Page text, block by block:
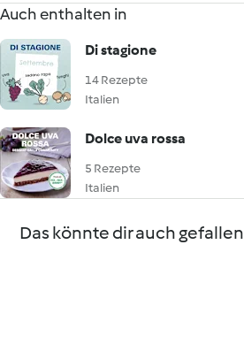
Auch enthalten in
Di stagione
14 Rezepte
Italien
Dolce uva rossa
5 Rezepte
Italien
Das könnte dir auch gefallen